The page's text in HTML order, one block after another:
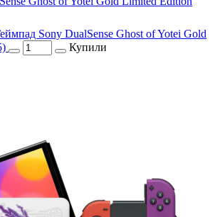
Sony DualSense Ghost of Yotei Gold
Купили